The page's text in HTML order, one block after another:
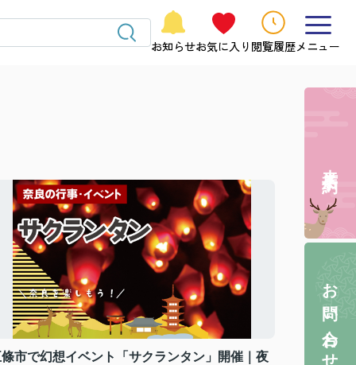
お知らせお気に入り 閲覧履歴メニュー
市で幻想イベント「サクランタン」開催｜夜
お問い合わせ